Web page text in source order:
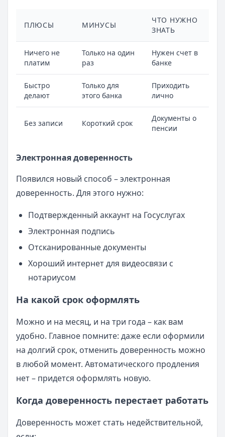
ПЛЮСЫ МИНУСЫ
ЧТО НУЖНО
ЗНАТЬ
Ничего не
платим
Только на один
раз
Нужен счет в
банке
Быстро
делают
Только для
этого банка
Приходить
лично
Без записи Короткий срок
Документы о
пенсии
Электронная доверенность
Появился новый способ – электронная
доверенность. Для этого нужно:
Подтвержденный аккаунт на Госуслугах
Электронная подпись
Отсканированные документы
Хороший интернет для видеосвязи с
нотариусом
На какой срок оформлять
Можно и на месяц, и на три года – как вам
удобно. Главное помните: даже если оформили
на долгий срок, отменить доверенность можно
в любой момент. Автоматического продления
нет – придется оформлять новую.
Когда доверенность перестает работать
Доверенность может стать недействительной,